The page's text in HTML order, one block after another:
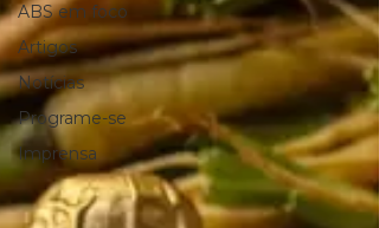
ABS em foco
Artigos
Notícias
Programe-se
Imprensa